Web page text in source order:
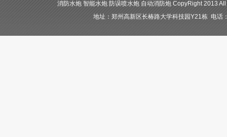
消防水炮 智能水炮 防误喷水炮 自动消防炮 CopyRight 2013
地址：郑州高新区长椿路大学科技园Y21栋 电